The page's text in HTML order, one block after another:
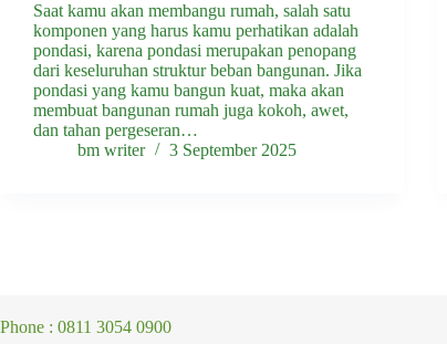
Saat kamu akan membangu rumah, salah satu
komponen yang harus kamu perhatikan adalah
pondasi, karena pondasi merupakan penopang
dari keseluruhan struktur beban bangunan. Jika
pondasi yang kamu bangun kuat, maka akan
membuat bangunan rumah juga kokoh, awet,
dan tahan pergeseran…
bm writer
3 September 2025
Phone : 0811 3054 0900